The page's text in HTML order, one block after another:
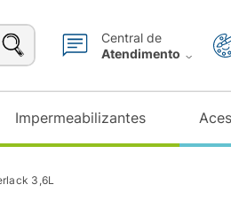
Central de
Atendimento
Impermeabilizantes
3,6L